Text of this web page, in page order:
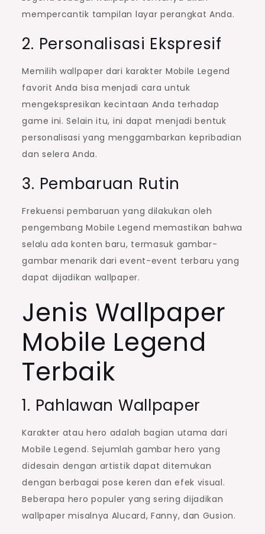
mempercantik tampilan layar perangkat Anda.
2. Personalisasi Ekspresif
Memilih wallpaper dari karakter Mobile Legend
favorit Anda bisa menjadi cara untuk
mengekspresikan kecintaan Anda terhadap
game ini. Selain itu, ini dapat menjadi bentuk
personalisasi yang menggambarkan kepribadian
dan selera Anda.
3. Pembaruan Rutin
Frekuensi pembaruan yang dilakukan oleh
pengembang Mobile Legend memastikan bahwa
selalu ada konten baru, termasuk gambar-
gambar menarik dari event-event terbaru yang
dapat dijadikan wallpaper.
Jenis Wallpaper
Mobile Legend
Terbaik
1. Pahlawan Wallpaper
Karakter atau hero adalah bagian utama dari
Mobile Legend. Sejumlah gambar hero yang
didesain dengan artistik dapat ditemukan
dengan berbagai pose keren dan efek visual.
Beberapa hero populer yang sering dijadikan
wallpaper misalnya Alucard, Fanny, dan Gusion.